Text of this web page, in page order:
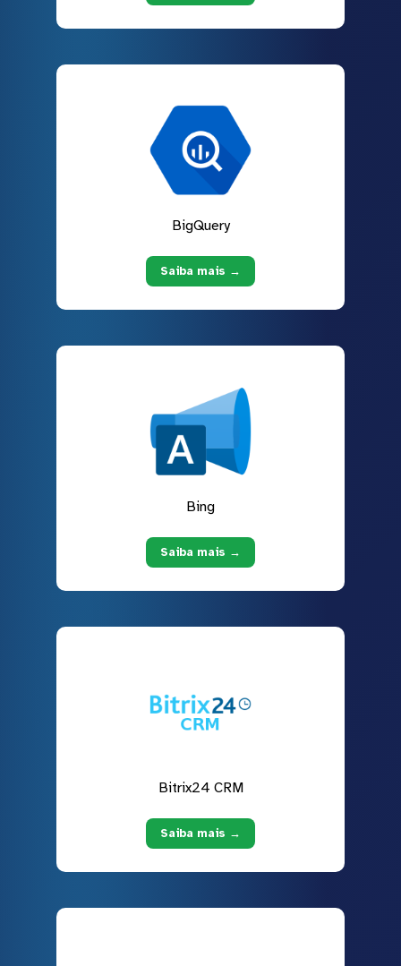
BigQuery
Saiba mais →
Bing
Saiba mais →
Bitrix24 CRM
Saiba mais →